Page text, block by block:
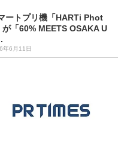
ートプリ機「HARTi Phot
が「60% MEETS OSAKA U
年6月11日